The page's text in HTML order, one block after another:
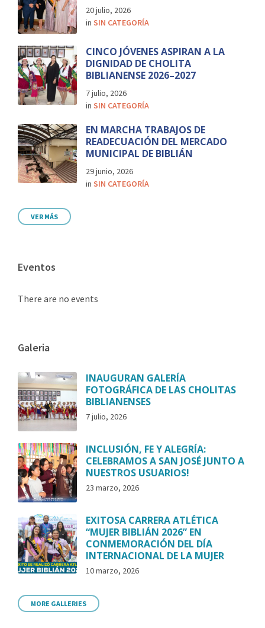
20 julio, 2026
in SIN CATEGORÍA
CINCO JÓVENES ASPIRAN A LA
DIGNIDAD DE CHOLITA
BIBLIANENSE 2026–2027
7 julio, 2026
in SIN CATEGORÍA
EN MARCHA TRABAJOS DE
READECUACIÓN DEL MERCADO
MUNICIPAL DE BIBLIÁN
29 junio, 2026
in SIN CATEGORÍA
VER MÁS
Eventos
There are no events
Galeria
INAUGURAN GALERÍA
FOTOGRÁFICA DE LAS CHOLITAS
BIBLIANENSES
7 julio, 2026
INCLUSIÓN, FE Y ALEGRÍA:
CELEBRAMOS A SAN JOSÉ JUNTO A
NUESTROS USUARIOS!
23 marzo, 2026
EXITOSA CARRERA ATLÉTICA
“MUJER BIBLIÁN 2026” EN
CONMEMORACIÓN DEL DÍA
INTERNACIONAL DE LA MUJER
10 marzo, 2026
MORE GALLERIES